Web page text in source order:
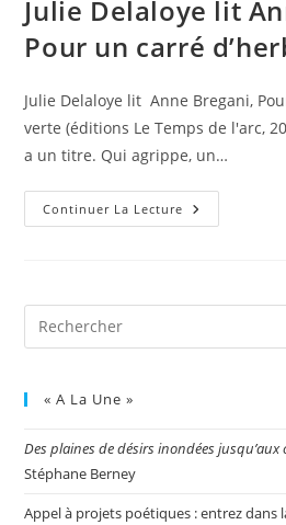
Julie Delaloye lit
Pour un carré
Julie Delaloye lit Anne Bregani,
verte (éditions Le Temps de
a un titre. Qui agrippe, un…
Continuer La Lecture
« A La Une »
Des plaines de désirs inondées jusqu’aux
Stéphane Berney
Appel à projets poétiques : entrez dans